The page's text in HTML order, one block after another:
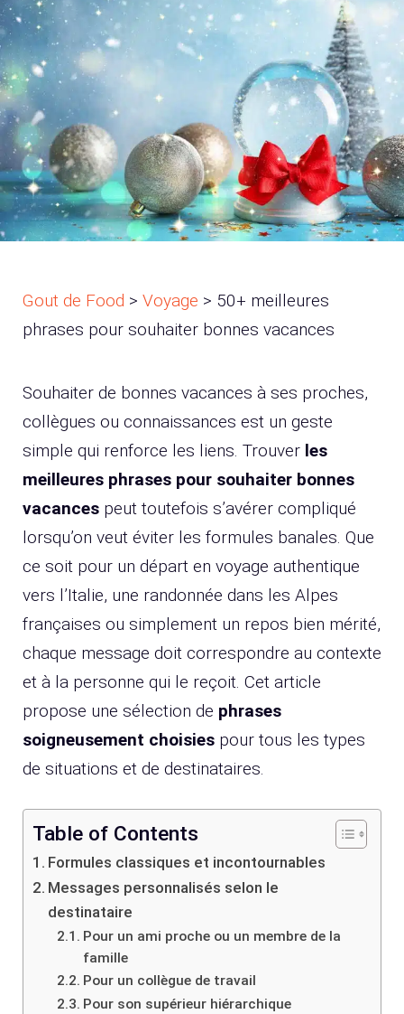
Gout de Food > Voyage > 50+ meilleures
phrases pour souhaiter bonnes vacances
Souhaiter de bonnes vacances à ses proches,
collègues ou connaissances est un geste
simple qui renforce les liens. Trouver les
meilleures phrases pour souhaiter bonnes
vacances peut toutefois s’avérer compliqué
lorsqu’on veut éviter les formules banales. Que
ce soit pour un départ en voyage authentique
vers l’Italie, une randonnée dans les Alpes
françaises ou simplement un repos bien mérité,
chaque message doit correspondre au contexte
et à la personne qui le reçoit. Cet article
propose une sélection de phrases
soigneusement choisies pour tous les types
de situations et de destinataires.
Table of Contents
Formules classiques et incontournables
Messages personnalisés selon le
destinataire
Pour un ami proche ou un membre de la
famille
Pour un collègue de travail
Pour son supérieur hiérarchique